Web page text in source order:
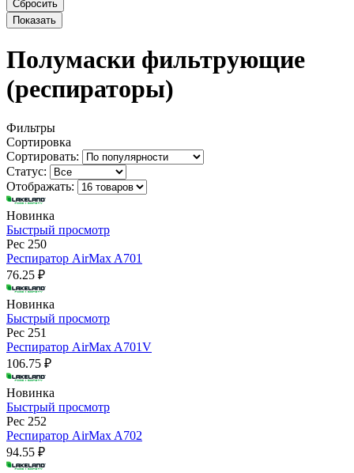
Полумаски фильтрующие
(респираторы)
Фильтры
Сортировка
Сортировать:
Статус:
Отображать:
Новинка
Быстрый просмотр
Рес 250
Респиратор AirMax A701
76.25 ₽
Новинка
Быстрый просмотр
Рес 251
Респиратор AirMax A701V
106.75 ₽
Новинка
Быстрый просмотр
Рес 252
Респиратор AirMax A702
94.55 ₽